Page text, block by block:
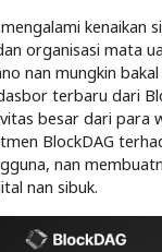
kenaikan
organisasi mata
nan mungkin
terbaru dari
besar dari para
BlockDAG
nan
nan sibuk.